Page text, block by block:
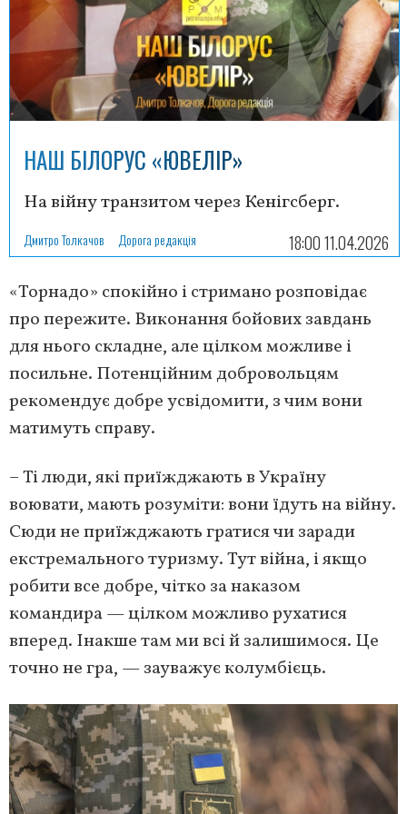
НАШ БІЛОРУС «ЮВЕЛІР»
На війну транзитом через Кенігсберг.
Дмитро Толкачов Дорога редакція 18:00 11.04.2026
«Торнадо» спокійно і стримано розповідає
про пережите. Виконання бойових завдань
для нього складне, але цілком можливе і
посильне. Потенційним добровольцям
рекомендує добре усвідомити, з чим вони
матимуть справу.
– Ті люди, які приїжджають в Україну
воювати, мають розуміти: вони їдуть на війну.
Сюди не приїжджають гратися чи заради
екстремального туризму. Тут війна, і якщо
робити все добре, чітко за наказом
командира — цілком можливо рухатися
вперед. Інакше там ми всі й залишимося. Це
точно не гра, — зауважує колумбієць.